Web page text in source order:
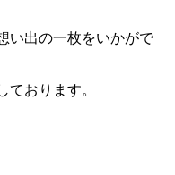
い出の一枚をいかがで
ております。